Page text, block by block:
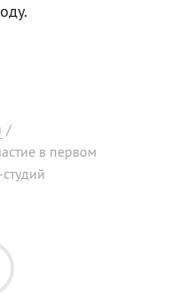
/
в первом